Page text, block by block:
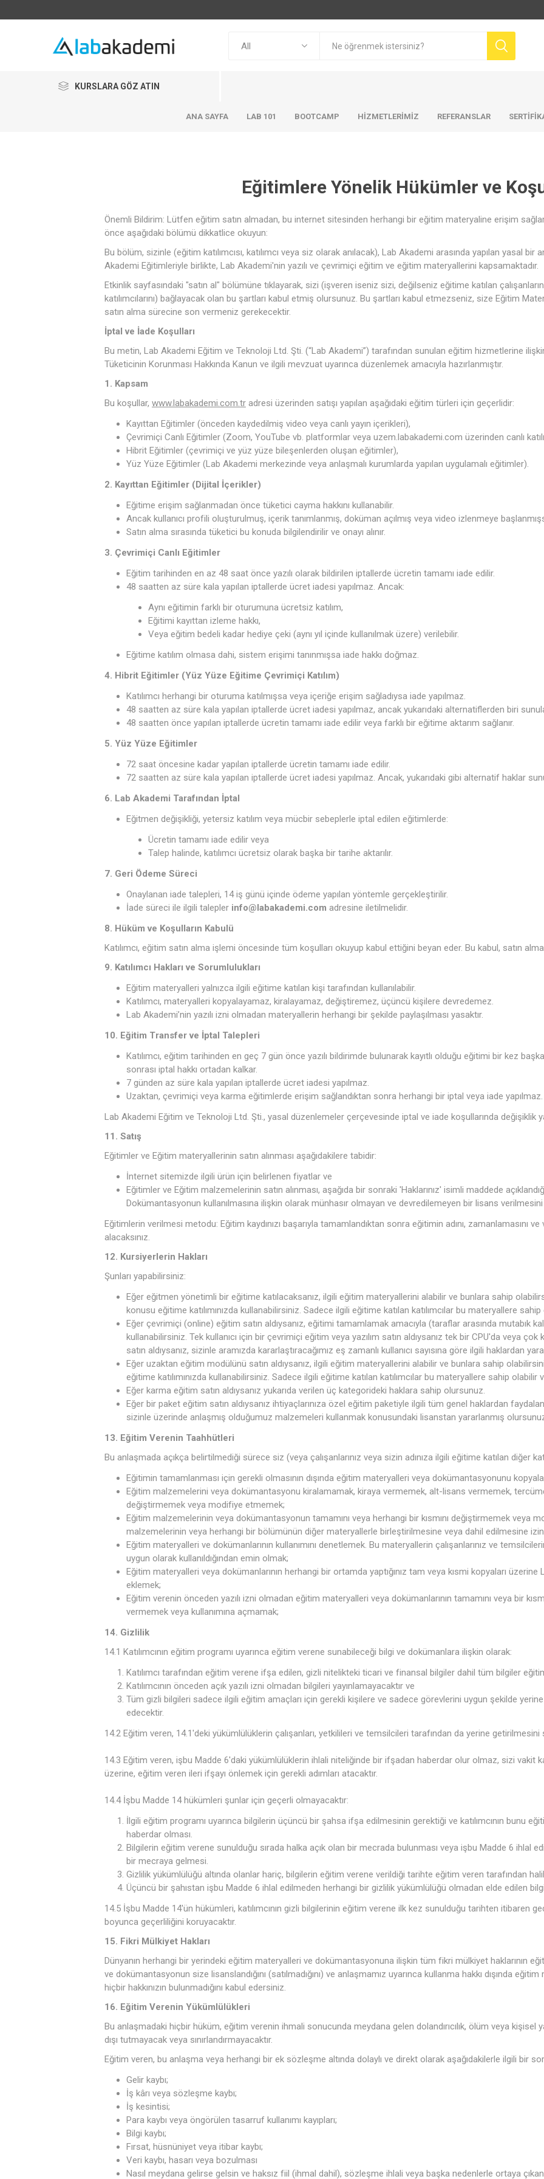
KURSLARA GÖZ ATIN
ANA SAYFA LAB 101 BOOTCAMP HIZMETLERIMIZ REFERANSLAR
Eğitimlere Yönelik Hükümler ve
Önemli Bildirim: Lütfen eğitim satın almadan, bu internet sitesinden herhangi bir eğitim materyaline erişim
önce aşağıdaki bölümü dikkatlice okuyun:
Bu bölüm, sizinle (eğitim katılımcısı, katılımcı veya siz olarak anılacak), Lab Akademi arasında yapılan yasal bir
Akademi Eğitimleriyle birlikte, Lab Akademi'nin yazılı ve çevrimiçi eğitim ve eğitim materyallerini kapsamaktadır.
Etkinlik sayfasındaki "satın al" bölümüne tıklayarak, sizi (işveren iseniz sizi, değilseniz eğitime katılan
katılımcılarını) bağlayacak olan bu şartları kabul etmiş olursunuz. Bu şartları kabul etmezseniz, size Eğitim
satın alma sürecine son vermeniz gerekecektir.
İptal ve İade Koşulları
Bu metin, Lab Akademi Eğitim ve Teknoloji Ltd. Şti. (“Lab Akademi”) tarafından sunulan eğitim hizmetlerine ilişkin
Tüketicinin Korunması Hakkında Kanun ve ilgili mevzuat uyarınca düzenlemek amacıyla hazırlanmıştır.
1. Kapsam
Bu koşullar, www.labakademi.com.tr adresi üzerinden satışı yapılan aşağıdaki eğitim türleri için geçerlidir:
Kayıttan Eğitimler (önceden kaydedilmiş video veya canlı yayın içerikleri),
Çevrimiçi Canlı Eğitimler (Zoom, YouTube vb. platformlar veya uzem.labakademi.com üzerinden canlı
Hibrit Eğitimler (çevrimiçi ve yüz yüze bileşenlerden oluşan eğitimler),
Yüz Yüze Eğitimler (Lab Akademi merkezinde veya anlaşmalı kurumlarda yapılan uygulamalı eğitimler).
2. Kayıttan Eğitimler (Dijital İçerikler)
Eğitime erişim sağlanmadan önce tüketici cayma hakkını kullanabilir.
Ancak kullanıcı profili oluşturulmuş, içerik tanımlanmış, doküman açılmış veya video izlenmeye
Satın alma sırasında tüketici bu konuda bilgilendirilir ve onayı alınır.
3. Çevrimiçi Canlı Eğitimler
Eğitim tarihinden en az 48 saat önce yazılı olarak bildirilen iptallerde ücretin tamamı iade edilir.
48 saatten az süre kala yapılan iptallerde ücret iadesi yapılmaz. Ancak:
Aynı eğitimin farklı bir oturumuna ücretsiz katılım,
Eğitimi kayıttan izleme hakkı,
Veya eğitim bedeli kadar hediye çeki (aynı yıl içinde kullanılmak üzere) verilebilir.
Eğitime katılım olmasa dahi, sistem erişimi tanınmışsa iade hakkı doğmaz.
4. Hibrit Eğitimler (Yüz Yüze Eğitime Çevrimiçi Katılım)
Katılımcı herhangi bir oturuma katılmışsa veya içeriğe erişim sağladıysa iade yapılmaz.
48 saatten az süre kala yapılan iptallerde ücret iadesi yapılmaz, ancak yukarıdaki alternatiflerden biri
48 saatten önce yapılan iptallerde ücretin tamamı iade edilir veya farklı bir eğitime aktarım sağlanır.
5. Yüz Yüze Eğitimler
72 saat öncesine kadar yapılan iptallerde ücretin tamamı iade edilir.
72 saatten az süre kala yapılan iptallerde ücret iadesi yapılmaz. Ancak, yukarıdaki gibi alternatif haklar
6. Lab Akademi Tarafından İptal
Eğitmen değişikliği, yetersiz katılım veya mücbir sebeplerle iptal edilen eğitimlerde:
Ücretin tamamı iade edilir veya
Talep halinde, katılımcı ücretsiz olarak başka bir tarihe aktarılır.
7. Geri Ödeme Süreci
Onaylanan iade talepleri, 14 iş günü içinde ödeme yapılan yöntemle gerçekleştirilir.
İade süreci ile ilgili talepler info@labakademi.com adresine iletilmelidir.
8. Hüküm ve Koşulların Kabulü
Katılımcı, eğitim satın alma işlemi öncesinde tüm koşulları okuyup kabul ettiğini beyan eder. Bu kabul, satın
9. Katılımcı Hakları ve Sorumlulukları
Eğitim materyalleri yalnızca ilgili eğitime katılan kişi tarafından kullanılabilir.
Katılımcı, materyalleri kopyalayamaz, kiralayamaz, değiştiremez, üçüncü kişilere devredemez.
Lab Akademi’nin yazılı izni olmadan materyallerin herhangi bir şekilde paylaşılması yasaktır.
10. Eğitim Transfer ve İptal Talepleri
Katılımcı, eğitim tarihinden en geç 7 gün önce yazılı bildirimde bulunarak kayıtlı olduğu eğitimi bir kez
sonrası iptal hakkı ortadan kalkar.
7 günden az süre kala yapılan iptallerde ücret iadesi yapılmaz.
Uzaktan, çevrimiçi veya karma eğitimlerde erişim sağlandıktan sonra herhangi bir iptal veya iade yapılmaz.
Lab Akademi Eğitim ve Teknoloji Ltd. Şti., yasal düzenlemeler çerçevesinde iptal ve iade koşullarında değişiklik
11. Satış
Eğitimler ve Eğitim materyallerinin satın alınması aşağıdakilere tabidir:
İnternet sitemizde ilgili ürün için belirlenen fiyatlar ve
Eğitimler ve Eğitim malzemelerinin satın alınması, aşağıda bir sonraki 'Haklarınız' isimli maddede
Dokümantasyonun kullanılmasına ilişkin olarak münhasır olmayan ve devredilemeyen bir lisans
Eğitimlerin verilmesi metodu: Eğitim kaydınızı başarıyla tamamlandıktan sonra eğitimin adını, zamanlamasını
alacaksınız.
12. Kursiyerlerin Hakları
Şunları yapabilirsiniz:
Eğer eğitmen yönetimli bir eğitime katılacaksanız, ilgili eğitim materyallerini alabilir ve bunlara sahip
konusu eğitime katılımınızda kullanabilirsiniz. Sadece ilgili eğitime katılan katılımcılar bu materyallere
Eğer çevrimiçi (online) eğitim satın aldıysanız, eğitimi tamamlamak amacıyla (taraflar arasında mutabık
kullanabilirsiniz. Tek kullanıcı için bir çevrimiçi eğitim veya yazılım satın aldıysanız tek bir CPU'da veya çok
satın aldıysanız, sizinle aramızda kararlaştıracağımız eş zamanlı kullanıcı sayısına göre ilgili haklardan
Eğer uzaktan eğitim modülünü satın aldıysanız, ilgili eğitim materyallerini alabilir ve bunlara sahip
eğitime katılımınızda kullanabilirsiniz. Sadece ilgili eğitime katılan katılımcılar bu materyallere sahip olabilir
Eğer karma eğitim satın aldıysanız yukarıda verilen üç kategorideki haklara sahip olursunuz.
Eğer bir paket eğitim satın aldıysanız ihtiyaçlarınıza özel eğitim paketiyle ilgili tüm genel haklardan
sizinle üzerinde anlaşmış olduğumuz malzemeleri kullanmak konusundaki lisanstan yararlanmış
13. Eğitim Verenin Taahhütleri
Bu anlaşmada açıkça belirtilmediği sürece siz (veya çalışanlarınız veya sizin adınıza ilgili eğitime katılan diğer
Eğitimin tamamlanması için gerekli olmasının dışında eğitim materyalleri veya dokümantasyonunu
Eğitim malzemelerini veya dokümantasyonu kiralamamak, kiraya vermemek, alt-lisans vermemek,
değiştirmemek veya modifiye etmemek;
Eğitim malzemelerinin veya dokümantasyonun tamamını veya herhangi bir kısmını değiştirmemek veya
malzemelerinin veya herhangi bir bölümünün diğer materyallerle birleştirilmesine veya dahil edilmesine
Eğitim materyalleri ve dokümanlarının kullanımını denetlemek. Bu materyallerin çalışanlarınız ve
uygun olarak kullanıldığından emin olmak;
Eğitim materyalleri veya dokümanlarının herhangi bir ortamda yaptığınız tam veya kısmi kopyaları üzerine
eklemek;
Eğitim verenin önceden yazılı izni olmadan eğitim materyalleri veya dokümanlarının tamamını veya bir
vermemek veya kullanımına açmamak;
14. Gizlilik
14.1 Katılımcının eğitim programı uyarınca eğitim verene sunabileceği bilgi ve dokümanlara ilişkin olarak:
Katılımcı tarafından eğitim verene ifşa edilen, gizli nitelikteki ticari ve finansal bilgiler dahil tüm bilgiler
Katılımcının önceden açık yazılı izni olmadan bilgileri yayınlamayacaktır ve
Tüm gizli bilgileri sadece ilgili eğitim amaçları için gerekli kişilere ve sadece görevlerini uygun şekilde
edecektir.
14.2 Eğitim veren, 14.1'deki yükümlülüklerin çalışanları, yetkilileri ve temsilcileri tarafından da yerine getirilmesini
14.3 Eğitim veren, işbu Madde 6'daki yükümlülüklerin ihlali niteliğinde bir ifşadan haberdar olur olmaz, sizi vakit
üzerine, eğitim veren ileri ifşayı önlemek için gerekli adımları atacaktır.
14.4 İşbu Madde 14 hükümleri şunlar için geçerli olmayacaktır:
İlgili eğitim programı uyarınca bilgilerin üçüncü bir şahsa ifşa edilmesinin gerektiği ve katılımcının bunu
haberdar olması.
Bilgilerin eğitim verene sunulduğu sırada halka açık olan bir mecrada bulunması veya işbu Madde 6 ihlal
bir mecraya gelmesi.
Gizlilik yükümlülüğü altında olanlar hariç, bilgilerin eğitim verene verildiği tarihte eğitim veren tarafından
Üçüncü bir şahıstan işbu Madde 6 ihlal edilmeden herhangi bir gizlilik yükümlülüğü olmadan elde edilen
14.5 İşbu Madde 14'ün hükümleri, katılımcının gizli bilgilerinin eğitim verene ilk kez sunulduğu tarihten itibaren
boyunca geçerliliğini koruyacaktır.
15. Fikri Mülkiyet Hakları
Dünyanın herhangi bir yerindeki eğitim materyalleri ve dokümantasyonuna ilişkin tüm fikri mülkiyet haklarının
ve dokümantasyonun size lisanslandığını (satılmadığını) ve anlaşmamız uyarınca kullanma hakkı dışında
hiçbir hakkınızın bulunmadığını kabul edersiniz.
16. Eğitim Verenin Yükümlülükleri
Bu anlaşmadaki hiçbir hüküm, eğitim verenin ihmali sonucunda meydana gelen dolandırıcılık, ölüm veya
dışı tutmayacak veya sınırlandırmayacaktır.
Eğitim veren, bu anlaşma veya herhangi bir ek sözleşme altında dolaylı ve direkt olarak aşağıdakilerle ilgili bir
Gelir kaybı;
İş kârı veya sözleşme kaybı;
İş kesintisi;
Para kaybı veya öngörülen tasarruf kullanımı kayıpları;
Bilgi kaybı;
Fırsat, hüsnüniyet veya itibar kaybı;
Veri kaybı, hasarı veya bozulması
Nasıl meydana gelirse gelsin ve haksız fiil (ihmal dahil), sözleşme ihlali veya başka nedenlerle ortaya çıkan